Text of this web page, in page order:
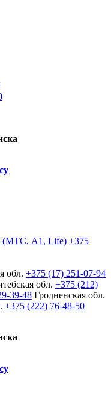
(МТС, A1, Life) +375
обл. +375 (17) 251-07-94
обл. +375 (212)
39-48 Гродненская обл.
+375 (222) 76-48-50